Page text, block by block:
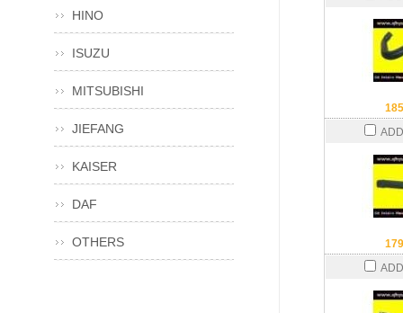
HINO
ISUZU
MITSUBISHI
JIEFANG
KAISER
DAF
OTHERS